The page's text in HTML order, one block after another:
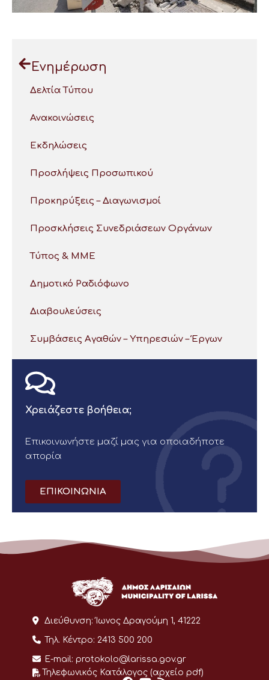
Ενημέρωση
Δελτία Τύπου
Ανακοινώσεις
Εκδηλώσεις
Προσλήψεις Προσωπικού
Προκηρύξεις – Διαγωνισμοί
Προσκλήσεις Συνεδριάσεων Οργάνων
Τύπος & ΜΜΕ
Δημοτικό Ραδιόφωνο
Διαβουλεύσεις
Συμβάσεις Αγαθών – Υπηρεσιών – Έργων
Χρειάζεστε βοήθεια;
Επικοινωνήστε μαζί μας για οποιαδήποτε
απορία
ΕΠΙΚΟΙΝΩΝΙΑ
Διεύθυνση: Ίωνος Δραγούμη 1, 41222
Τηλ. Κέντρο: 2413 500 200
E-mail: protokolo@larissa.gov.gr
Τηλεφωνικός Κατάλογος (αρχείο pdf)